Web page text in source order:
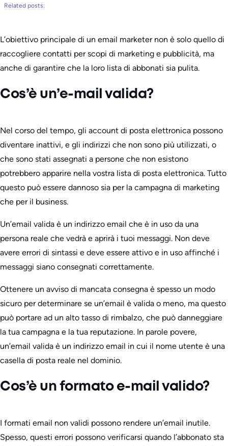
Related posts:
L’obiettivo principale di un email marketer non è solo quello di
raccogliere contatti per scopi di marketing e pubblicità, ma
anche di garantire che la loro lista di abbonati sia pulita.
Cos’è un’e-mail valida?
Nel corso del tempo, gli account di posta elettronica possono
diventare inattivi, e gli indirizzi che non sono più utilizzati, o
che sono stati assegnati a persone che non esistono
potrebbero apparire nella vostra lista di posta elettronica. Tutto
questo può essere dannoso sia per la campagna di marketing
che per il business.
Un’email valida è un indirizzo email che è in uso da una
persona reale che vedrà e aprirà i tuoi messaggi. Non deve
avere errori di sintassi e deve essere attivo e in uso affinché i
messaggi siano consegnati correttamente.
Ottenere un avviso di mancata consegna è spesso un modo
sicuro per determinare se un’email è valida o meno, ma questo
può portare ad un alto tasso di rimbalzo, che può danneggiare
la tua campagna e la tua reputazione. In parole povere,
un’email valida è un indirizzo email in cui il nome utente è una
casella di posta reale nel dominio.
Cos’è un formato e-mail valido?
I formati email non validi possono rendere un’email inutile.
Spesso, questi errori possono verificarsi quando l’abbonato sta